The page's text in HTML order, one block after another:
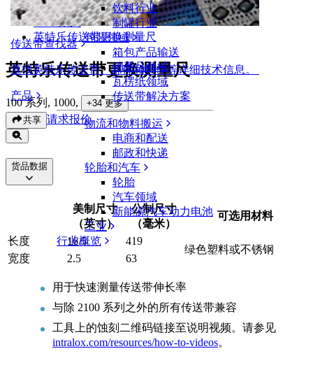
传送带查找器
查找英特乐传送带、部件和附件等详细技术信息。
产品
饮料行业
制罐行业
包装领域
箱包产品输送
消费品领域
瓦楞纸领域
传送带解决方案
物流和物料搬运
电商和配送
邮政和快递
轮胎和汽车
轮胎
汽车领域
新能源汽车动力电池
工业
行业概览
模塑传送带
4000 系列
英特乐传送带更换测量尺
英特乐传送带更换测量尺
100 系列, 1000, +34 更多
共享 请求报价
货品数据
美制尺寸
（英寸）
公制尺寸
（毫米）
可选用材料
长度 16.5 419
绿色塑料或不锈钢
宽度 2.5 63
用于快速测量传送带伸长率
与除 2100 系列之外的所有传送带兼容
工具上的蚀刻二维码链接至说明视频。请参见
intralox.com/resources/how-to-videos。